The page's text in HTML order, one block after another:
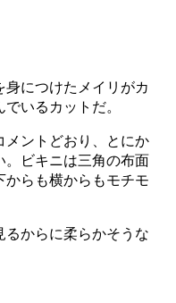
につけたメイリがカ
いるカットだ。
ントどおり、とにか
。ビキニは三角の布面
らも横からもモチモ
からに柔らかそうな